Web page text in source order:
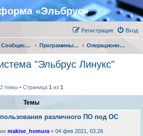
«Эльбрус»
Вход
Регистрация
Форум Сообщества Эльбрус Программные решения АО "МЦСТ" Операционная система "Эльбрус Линукс"
"Эльбрус Линукс"
2 темы • Страница 1 из 1
Темы
различного ПО под ОС
makise_homura « 04 фев 2021, 03:26